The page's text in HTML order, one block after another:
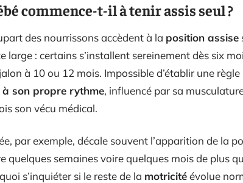
commence-t-il à tenir assis seul ?
des nourrissons accèdent à la position assise
large : certains s’installent sereinement dès six
à 10 ou 12 mois. Impossible d’établir une règle
son propre rythme, influencé par sa
son vécu médical.
par exemple, décale souvent l’apparition de la
quelques semaines voire quelques mois de plus
s’inquiéter si le reste de la motricitéévolue